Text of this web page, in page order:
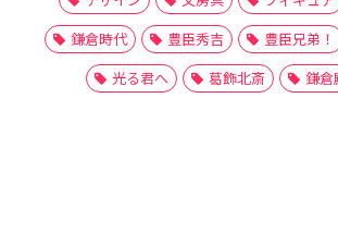
鎌倉時代
豊臣秀吉 豊臣兄弟！
光る君へ
葛飾北斎 鎌倉